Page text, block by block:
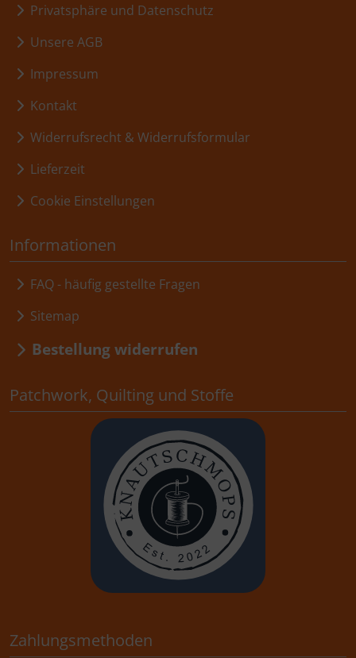
Privatsphäre und Datenschutz
Unsere AGB
Impressum
Kontakt
Widerrufsrecht & Widerrufsformular
Lieferzeit
Cookie Einstellungen
Informationen
FAQ - häufig gestellte Fragen
Sitemap
Bestellung widerrufen
Patchwork, Quilting und Stoffe
Zahlungsmethoden